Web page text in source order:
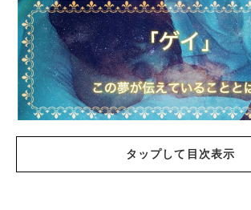
タップして目次表示